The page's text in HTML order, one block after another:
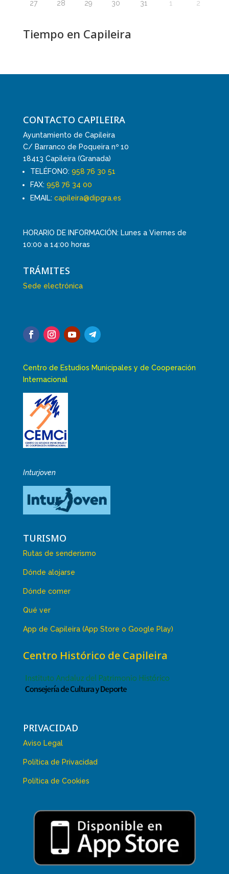
27 28 29 30 31 1 2
Tiempo en Capileira
CONTACTO CAPILEIRA
Ayuntamiento de Capileira
C/ Barranco de Poqueira nº 10
18413 Capileira (Granada)
TELÉFONO: 958 76 30 51
FAX: 958 76 34 00
EMAIL: capileira@dipgra.es
HORARIO DE INFORMACIÓN: Lunes a Viernes de
10:00 a 14:00 horas
TRÁMITES
Sede electrónica
Centro de Estudios Municipales y de Cooperación
Internacional
Inturjoven
TURISMO
Rutas de senderismo
Dónde alojarse
Dónde comer
Qué ver
App de Capileira (App Store o Google Play)
Centro Histórico de Capileira
PRIVACIDAD
Aviso Legal
Política de Privacidad
Política de Cookies